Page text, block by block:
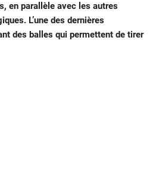
en parallèle avec les autres
L’une des dernières
des balles qui permettent de tirer